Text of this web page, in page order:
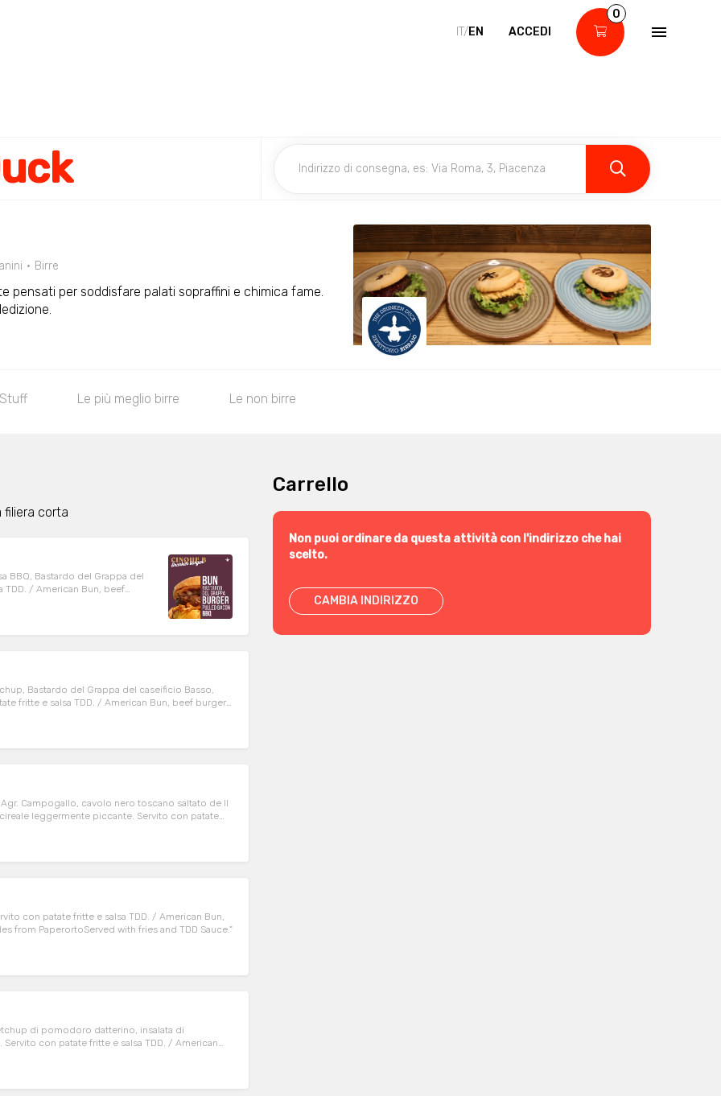
IT/EN ACCEDI
0
Birre
pensati per soddisfare palati sopraffini e chimica fame.
Le più meglio birre Le non birre
filiera corta
BBQ, Bastardo del Grappa del
TDD. / American Bun, beef
Bastardo del Grappa del caseificio Basso,
fritte e salsa TDD. / American Bun, beef burger
Campogallo, cavolo nero toscano saltato de Il
leggermente piccante. Servito con patate
Sauce.
con patate fritte e salsa TDD. / American Bun,
from PaperortoServed with fries and TDD Sauce."
di pomodoro datterino, insalata di
Servito con patate fritte e salsa TDD. / American
Carrello
Non puoi ordinare da questa attività con l'indirizzo che hai
scelto.
CAMBIA INDIRIZZO